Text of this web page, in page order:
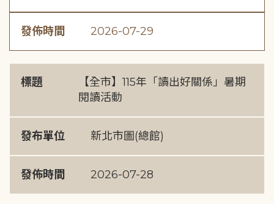
發佈時間 2026-07-29
標題
【全市】115年「讀出好關係」暑期
閱讀活動
發布單位 新北市圖(總館)
發佈時間 2026-07-28